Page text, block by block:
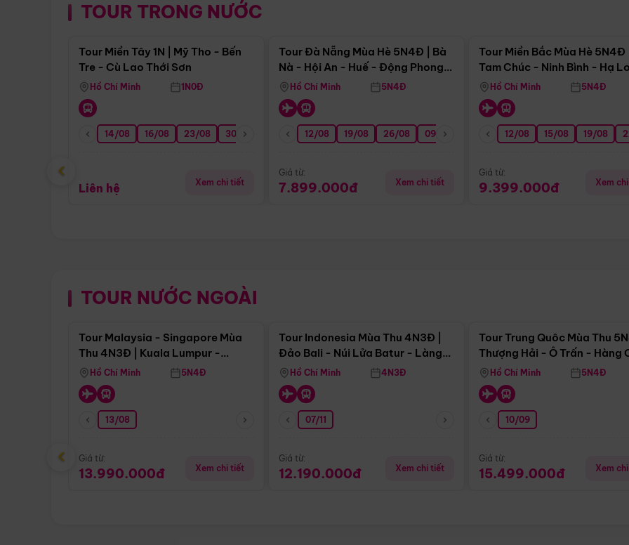
TOUR TRONG NƯỚC
Điểm nổi bật
Tour Miền Tây 1N | Mỹ Tho - Bến
Tre - Cù Lao Thới Sơn
Hồ Chí Minh 1N0Đ
14/08 16/08 23/08 30/08 06/09 13/09 20/09 27/09
Liên hệ Xem chi tiết
Tour Đà Nẵng Mùa Hè 5N4Đ | Bà
Nà - Hội An - Huế - Động Phong
NhaHồ Chí Minh 5N4Đ
12/08 19/08 26/08 09/09 16/09 23/09 30/09 07/10
Giá từ:
7.899.000đ Xem chi tiết
Tour Miền Bắc Mùa Hè 5N4Đ |
Tam Chúc - Ninh Bình - Hạ
Hồ Chí Minh 5N4Đ
12/08 15/08 19/08
Giá từ:
9.399.000đ Xem
‹
TOUR NƯỚC NGOÀI
Điểm nổi bật
Tour Malaysia - Singapore Mùa
Thu 4N3Đ | Kuala Lumpur -
Malacca - Johor Baru -
Singapore
Hồ Chí Minh 5N4Đ
13/08
Giá từ:
13.990.000đ Xem chi tiết
Tour Indonesia Mùa Thu 4N3Đ |
Đảo Bali - Núi Lửa Batur - Làng
Penglipuran
Hồ Chí Minh 4N3Đ
07/11
Giá từ:
12.190.000đ Xem chi tiết
Tour Trung Quôc Mùa Thu
Thượng Hải - Ô Trấn - Hàng
(Tour Không Shopping)
Hồ Chí Minh 5N4Đ
10/09
Giá từ:
15.499.000đ Xem
‹